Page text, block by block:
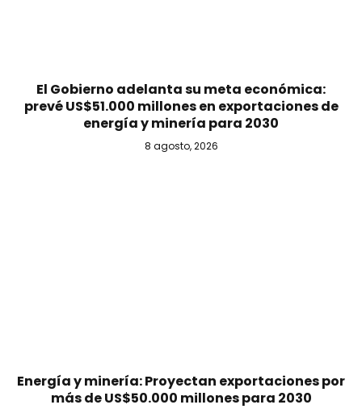
El Gobierno adelanta su meta económica:
prevé US$51.000 millones en exportaciones de
energía y minería para 2030
8 agosto, 2026
Energía y minería: Proyectan exportaciones por
más de US$50.000 millones para 2030